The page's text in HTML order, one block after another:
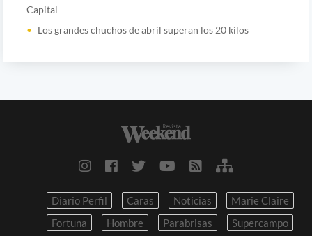
Capital
Los grandes chuchos de abril superan los 20 kilos
Diario Perfil Caras Noticias
Marie Claire
Fortuna
Hombre Parabrisas
Supercampo